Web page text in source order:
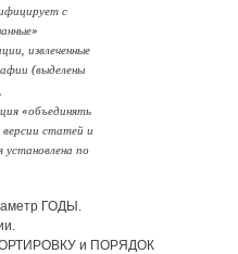
с
извлеченные
(выделены
«объединять
версии статей и
установлена по
ГОДЫ.
и ПОРЯДОК